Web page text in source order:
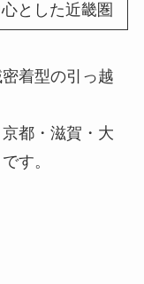
とした近畿圏
着型の引っ越
都・滋賀・大
す。